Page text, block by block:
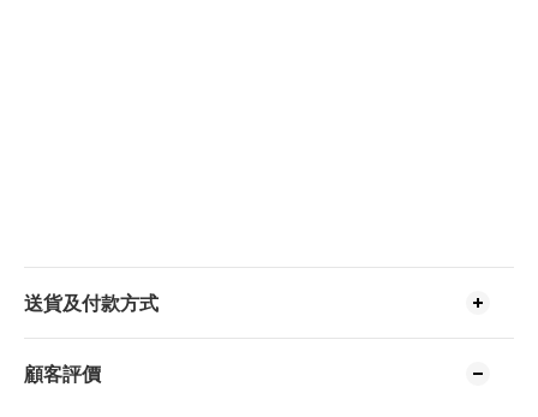
送貨及付款方式
顧客評價